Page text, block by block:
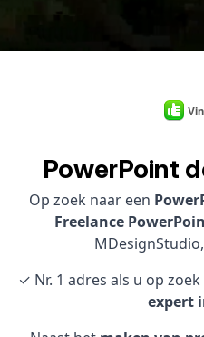
PowerPoint
Op zoek naar een
Freelance
✓ Nr. 1 adres als u op
expert